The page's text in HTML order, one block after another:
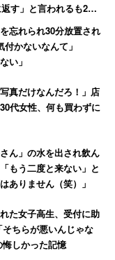
す」と言われるも20
倒され続ける→絶縁
忘れられ30分放置され
かないなんて」
い」
真だけなんだろ！」店
代女性、何も買わずに
ん」の水を出され飲ん
もう二度と来ない」と
ありません（笑）」
た女子高生、受付に助
ちらが悪いんじゃな
しかった記憶